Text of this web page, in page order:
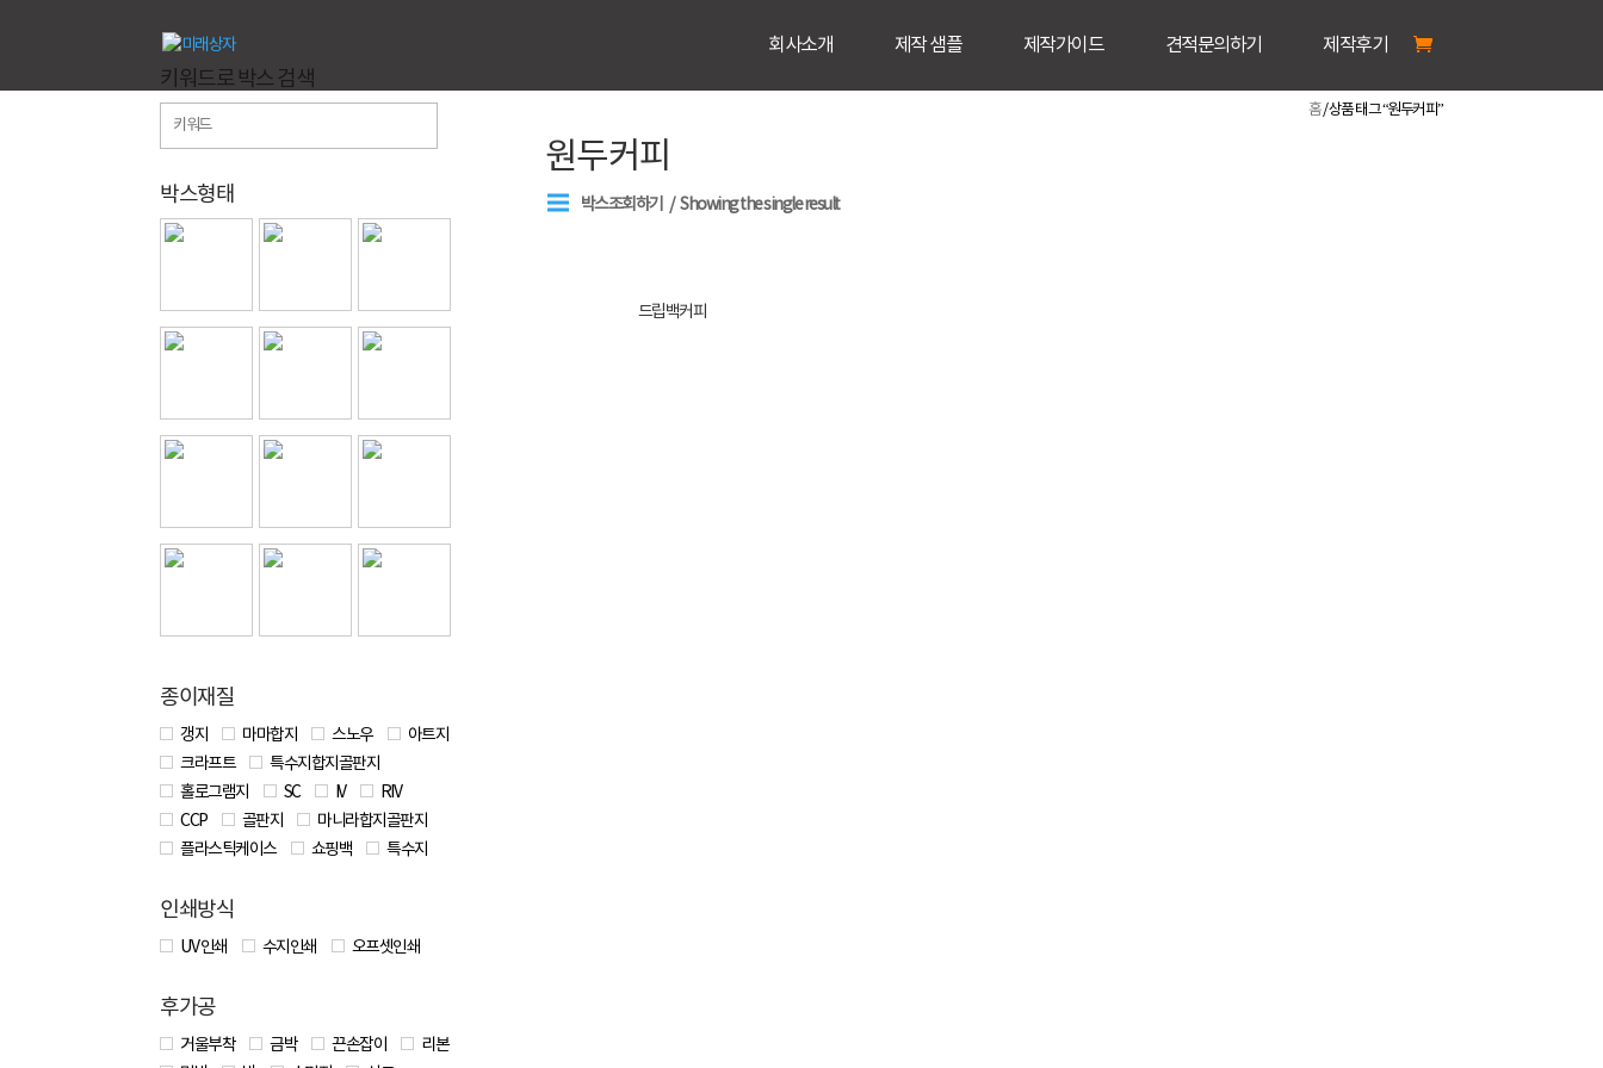
회사소개 제작 샘플 제작가이드 견적문의하기 제작후기
홈/ 상품 태그 “원두커피”
원두커피
박스조회하기 Showing the single result
드립백커피
키워드로 박스 검색
박스형태
종이재질
갱지 마마합지 스노우
아트지
크라프트
특수지합지골판지
홀로그램지
SC IV
RIV
CCP
골판지
마니라합지골판지
플라스틱케이스
쇼핑백 특수지
인쇄방식
UV 인쇄 수지인쇄 오프셋인쇄
후가공
거울부착 금박 끈손잡이
리본